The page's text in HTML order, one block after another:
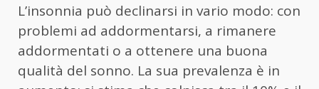
L’insonnia può declinarsi in vario modo: con
problemi ad addormentarsi, a rimanere
addormentati o a ottenere una buona
qualità del sonno. La sua prevalenza è in